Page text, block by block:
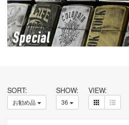
SORT:
お勧め品
SHOW:
36
VIEW: